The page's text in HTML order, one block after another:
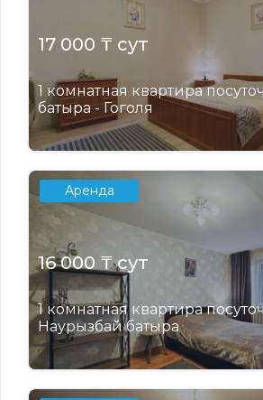
17 000 ₸ сут
1 комнатная квартира
батыра - Гоголя
Аренда
16 000 ₸ сут
1 комнатная квартира
Наурызбай батыра